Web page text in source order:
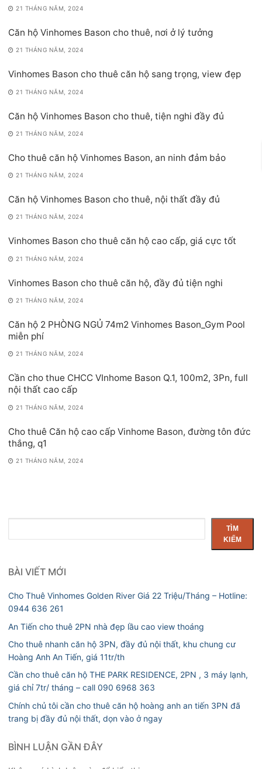
21 THÁNG NĂM, 2024
Căn hộ Vinhomes Bason cho thuê, nơi ở lý tưởng
21 THÁNG NĂM, 2024
Vinhomes Bason cho thuê căn hộ sang trọng, view đẹp
21 THÁNG NĂM, 2024
Căn hộ Vinhomes Bason cho thuê, tiện nghi đầy đủ
21 THÁNG NĂM, 2024
Cho thuê căn hộ Vinhomes Bason, an ninh đảm bảo
21 THÁNG NĂM, 2024
Căn hộ Vinhomes Bason cho thuê, nội thất đầy đủ
21 THÁNG NĂM, 2024
Vinhomes Bason cho thuê căn hộ cao cấp, giá cực tốt
21 THÁNG NĂM, 2024
Vinhomes Bason cho thuê căn hộ, đầy đủ tiện nghi
21 THÁNG NĂM, 2024
Căn hộ 2 PHÒNG NGỦ 74m2 Vinhomes Bason_Gym Pool
miễn phí
21 THÁNG NĂM, 2024
Cần cho thue CHCC VInhome Bason Q.1, 100m2, 3Pn, full
nội thất cao cấp
21 THÁNG NĂM, 2024
Cho thuê Căn hộ cao cấp Vinhome Bason, đường tôn đức
thắng, q1
21 THÁNG NĂM, 2024
kiếm
TÌM
KIẾM
BÀI VIẾT MỚI
Cho Thuê Vinhomes Golden River Giá 22 Triệu/Tháng – Hotline:
0944 636 261
An Tiến cho thuê 2PN nhà đẹp lầu cao view thoáng
Cho thuê nhanh căn hộ 3PN, đầy đủ nội thất, khu chung cư
Hoàng Anh An Tiến, giá 11tr/th
Cần cho thuê căn hộ THE PARK RESIDENCE, 2PN , 3 máy lạnh,
giá chỉ 7tr/ tháng – call 090 6968 363
Chính chủ tôi cần cho thuê căn hộ hoàng anh an tiến 3PN đã
trang bị đầy đủ nội thất, dọn vào ở ngay
BÌNH LUẬN GẦN ĐÂY